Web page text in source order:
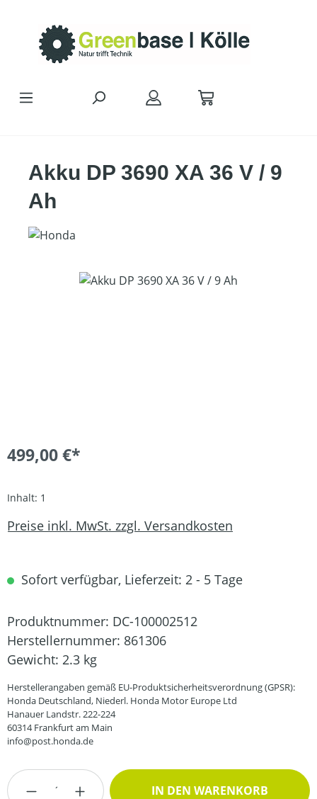
Akku DP 3690 XA 36 V / 9
Ah
Bildergalerie überspringen
499,00 €*
Inhalt: 1
Preise inkl. MwSt. zzgl. Versandkosten
Sofort verfügbar, Lieferzeit: 2 - 5 Tage
Produktnummer: DC-100002512
Herstellernummer: 861306
Gewicht: 2.3 kg
Herstellerangaben gemäß EU-Produktsicherheitsverordnung (GPSR):
Honda Deutschland, Niederl. Honda Motor Europe Ltd
Hanauer Landstr. 222-224
60314 Frankfurt am Main
info@post.honda.de
Produkt Anzahl: Gib den gewünschten
IN DEN WARENKORB